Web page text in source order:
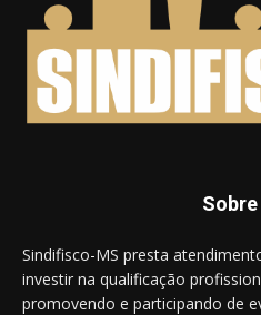
Sindifisco-MS presta
investir na qualificação
promovendo e participando de